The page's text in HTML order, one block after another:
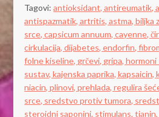
Tagovi:antioksidant,antireumatik,
antispazmatik,artritis,astma,biljka
srce,capsicum annuum,cayenne,
cirkulacija,dijabetes,endorfin,
folne kiseline, grčevi, gripa,
sustav,kajenska paprika,kapsaicin,
niacin,plinovi,prehlada,regulira
srce, sredstvo protiv tumora,
steroidni saponini, stimulans,